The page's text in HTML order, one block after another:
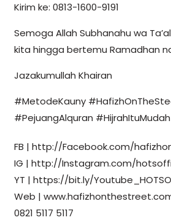
Kirim ke: 0813-1600-9191
Semoga Allah Subhanahu wa
kita hingga bertemu Ramadhan
Jazakumullah Khairan
#MetodeKauny
#PejuangAlquran #HijrahItuMudah
FB | http://Facebook.com/
IG | http://Instagram.com/
YT | https://bit.ly/
Web |
0821 5117 5117